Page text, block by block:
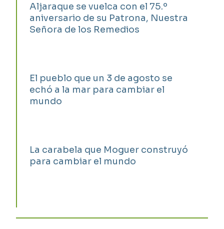
Aljaraque se vuelca con el 75.º
aniversario de su Patrona, Nuestra
Señora de los Remedios
El pueblo que un 3 de agosto se
echó a la mar para cambiar el
mundo
La carabela que Moguer construyó
para cambiar el mundo